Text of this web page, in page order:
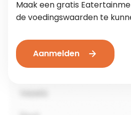
Maak een gratis
de voedingswaarden te
Aanmelden